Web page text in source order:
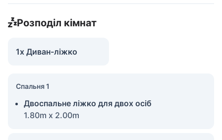
Розподіл кімнат
1x Диван-ліжко
Спальня 1
Двоспальне ліжко для двох осіб
1.80m x 2.00m